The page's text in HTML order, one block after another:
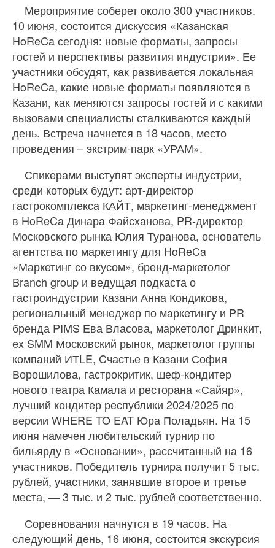
Мероприятие соберет около 300 участников.
10 июня, состоится дискуссия «Казанская
HoReCa сегодня: новые форматы, запросы
гостей и перспективы развития индустрии». Ее
участники обсудят, как развивается локальная
HoReCa, какие новые форматы появляются в
Казани, как меняются запросы гостей и с какими
вызовами специалисты сталкиваются каждый
день. Встреча начнется в 18 часов, место
проведения – экстрим-парк «УРАМ».
Спикерами выступят эксперты индустрии,
среди которых будут: арт-директор
гастрокомплекса КАЙТ, маркетинг-менеджмент
в HoReCa Динара Файсханова, PR-директор
Московского рынка Юлия Туранова, основатель
агентства по маркетингу для HoReCa
«Маркетинг со вкусом», бренд-маркетолог
Branch group и ведущая подкаста о
гастроиндустрии Казани Анна Кондикова,
региональный менеджер по маркетингу и PR
бренда PIMS Ева Власова, маркетолог Дринкит,
ex SMM Московский рынок, маркетолог группы
компаний ИТLE, Cчастье в Казани София
Ворошилова, гастрокритик, шеф-кондитер
нового театра Камала и ресторана «Сайяр»,
лучший кондитер республики 2024/2025 по
версии WHERE TO EAT Юра Поладьян. На 15
июня намечен любительский турнир по
бильярду в «Основании», рассчитанный на 16
участников. Победитель турнира получит 5 тыс.
рублей, участники, занявшие второе и третье
места, — 3 тыс. и 2 тыс. рублей соответственно.
Соревнования начнутся в 19 часов. На
следующий день, 16 июня, состоится экскурсия